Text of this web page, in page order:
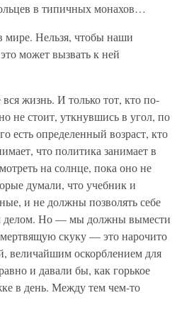
в типичных монахов…
мире. Нельзя, чтобы наши
может вызвать к ней
жизнь. И только тот, кто по-
не стоит, уткнувшись в угол, по
есть определенный возраст, кто
что политика занимает в
на солнце, пока оно не
думали, что учебник и
и не должны позволять себе
делом. Но — мы должны вымести
скуку — это нарочито
величайшим оскорблением для
и давали бы, как горькое
в день. Между тем чем-то